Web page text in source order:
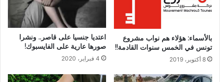
بالأسماء: هؤلاء هم نواب مشروع
تونس في الخمس سنوات القادمة!!
8 أكتوبر، 2019
اعتديا جنسيا على قاصر.. ونشرا
صورها عارية على الفايسبوك!
4 فبراير، 2020